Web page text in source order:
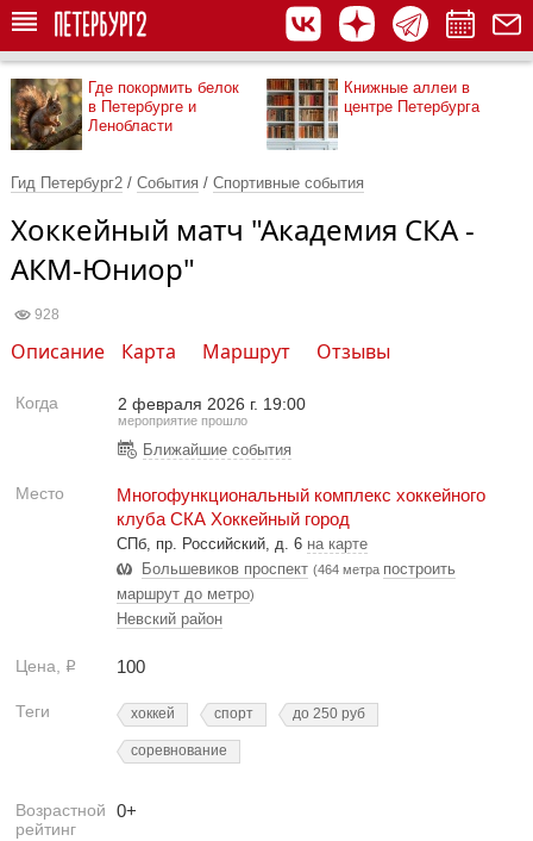
Где покормить белок
в Петербурге и
Ленобласти
Книжные аллеи в
центре Петербурга
Гид Петербург2 / События / Спортивные события
Хоккейный матч "Академия СКА -
АКМ-Юниор"
928
Описание Карта Маршрут Отзывы
Когда 2 февраля 2026 г. 19:00
мероприятие прошло
Ближайшие события
Место
Многофункциональный комплекс хоккейного
клуба СКА Хоккейный город
СПб, пр. Российский, д. 6 на карте
Большевиков проспект (464 метра построить
маршрут до метро)
Невский район
Цена, Р 100
Теги хоккей спорт до 250 руб
соревнование
Возрастной
рейтинг
0+